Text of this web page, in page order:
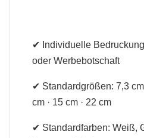
✔ Individuelle
oder Werbebotschaft
✔ Standardgrößen: 7,3 cm
cm · 15 cm · 22 cm
✔ Standardfarben: Weiß,